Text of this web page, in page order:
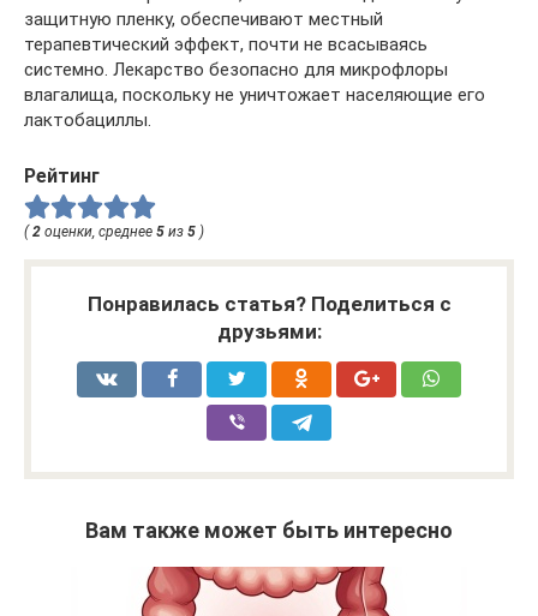
защитную пленку, обеспечивают местный
терапевтический эффект, почти не всасываясь
системно. Лекарство безопасно для микрофлоры
влагалища, поскольку не уничтожает населяющие его
лактобациллы.
Рейтинг
( 2 оценки, среднее 5 из 5 )
Понравилась статья? Поделиться с
друзьями:
Вам также может быть интересно